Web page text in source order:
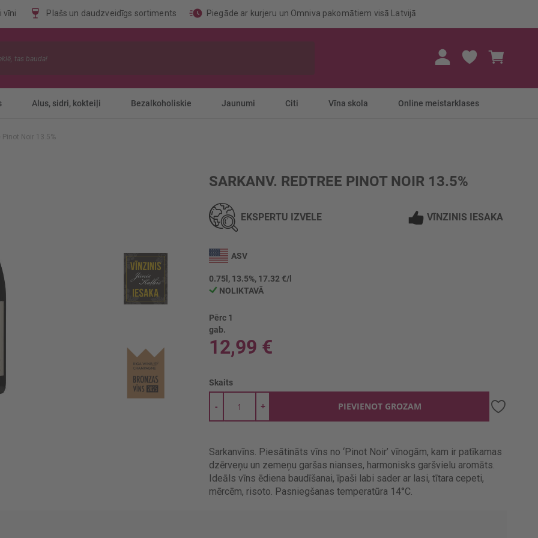
vīni Plašs un daudzveidīgs sortiments Piegāde ar kurjeru un Omniva pakomātiem visā Latvijā
Alus, sidri, kokteiļi Bezalkoholiskie Jaunumi Citi Vīna skola Online meistarklases
Pinot Noir 13.5%
SARKANV. REDTREE PINOT NOIR 13.5%
EKSPERTU IZVĒLE VĪNZINIS IESAKA
ASV
0.75l, 13.5%, 17.32 €/l
NOLIKTAVĀ
Pērc 1
gab.
12,99 €
Skaits
+
- PIEVIENOT GROZAM
Sarkanvīns. Piesātināts vīns no ‘Pinot Noir’ vīnogām, kam ir patīkamas
dzērveņu un zemeņu garšas nianses, harmonisks garšvielu aromāts.
Ideāls vīns ēdiena baudīšanai, īpaši labi sader ar lasi, tītara cepeti,
mērcēm, risoto. Pasniegšanas temperatūra 14°C.